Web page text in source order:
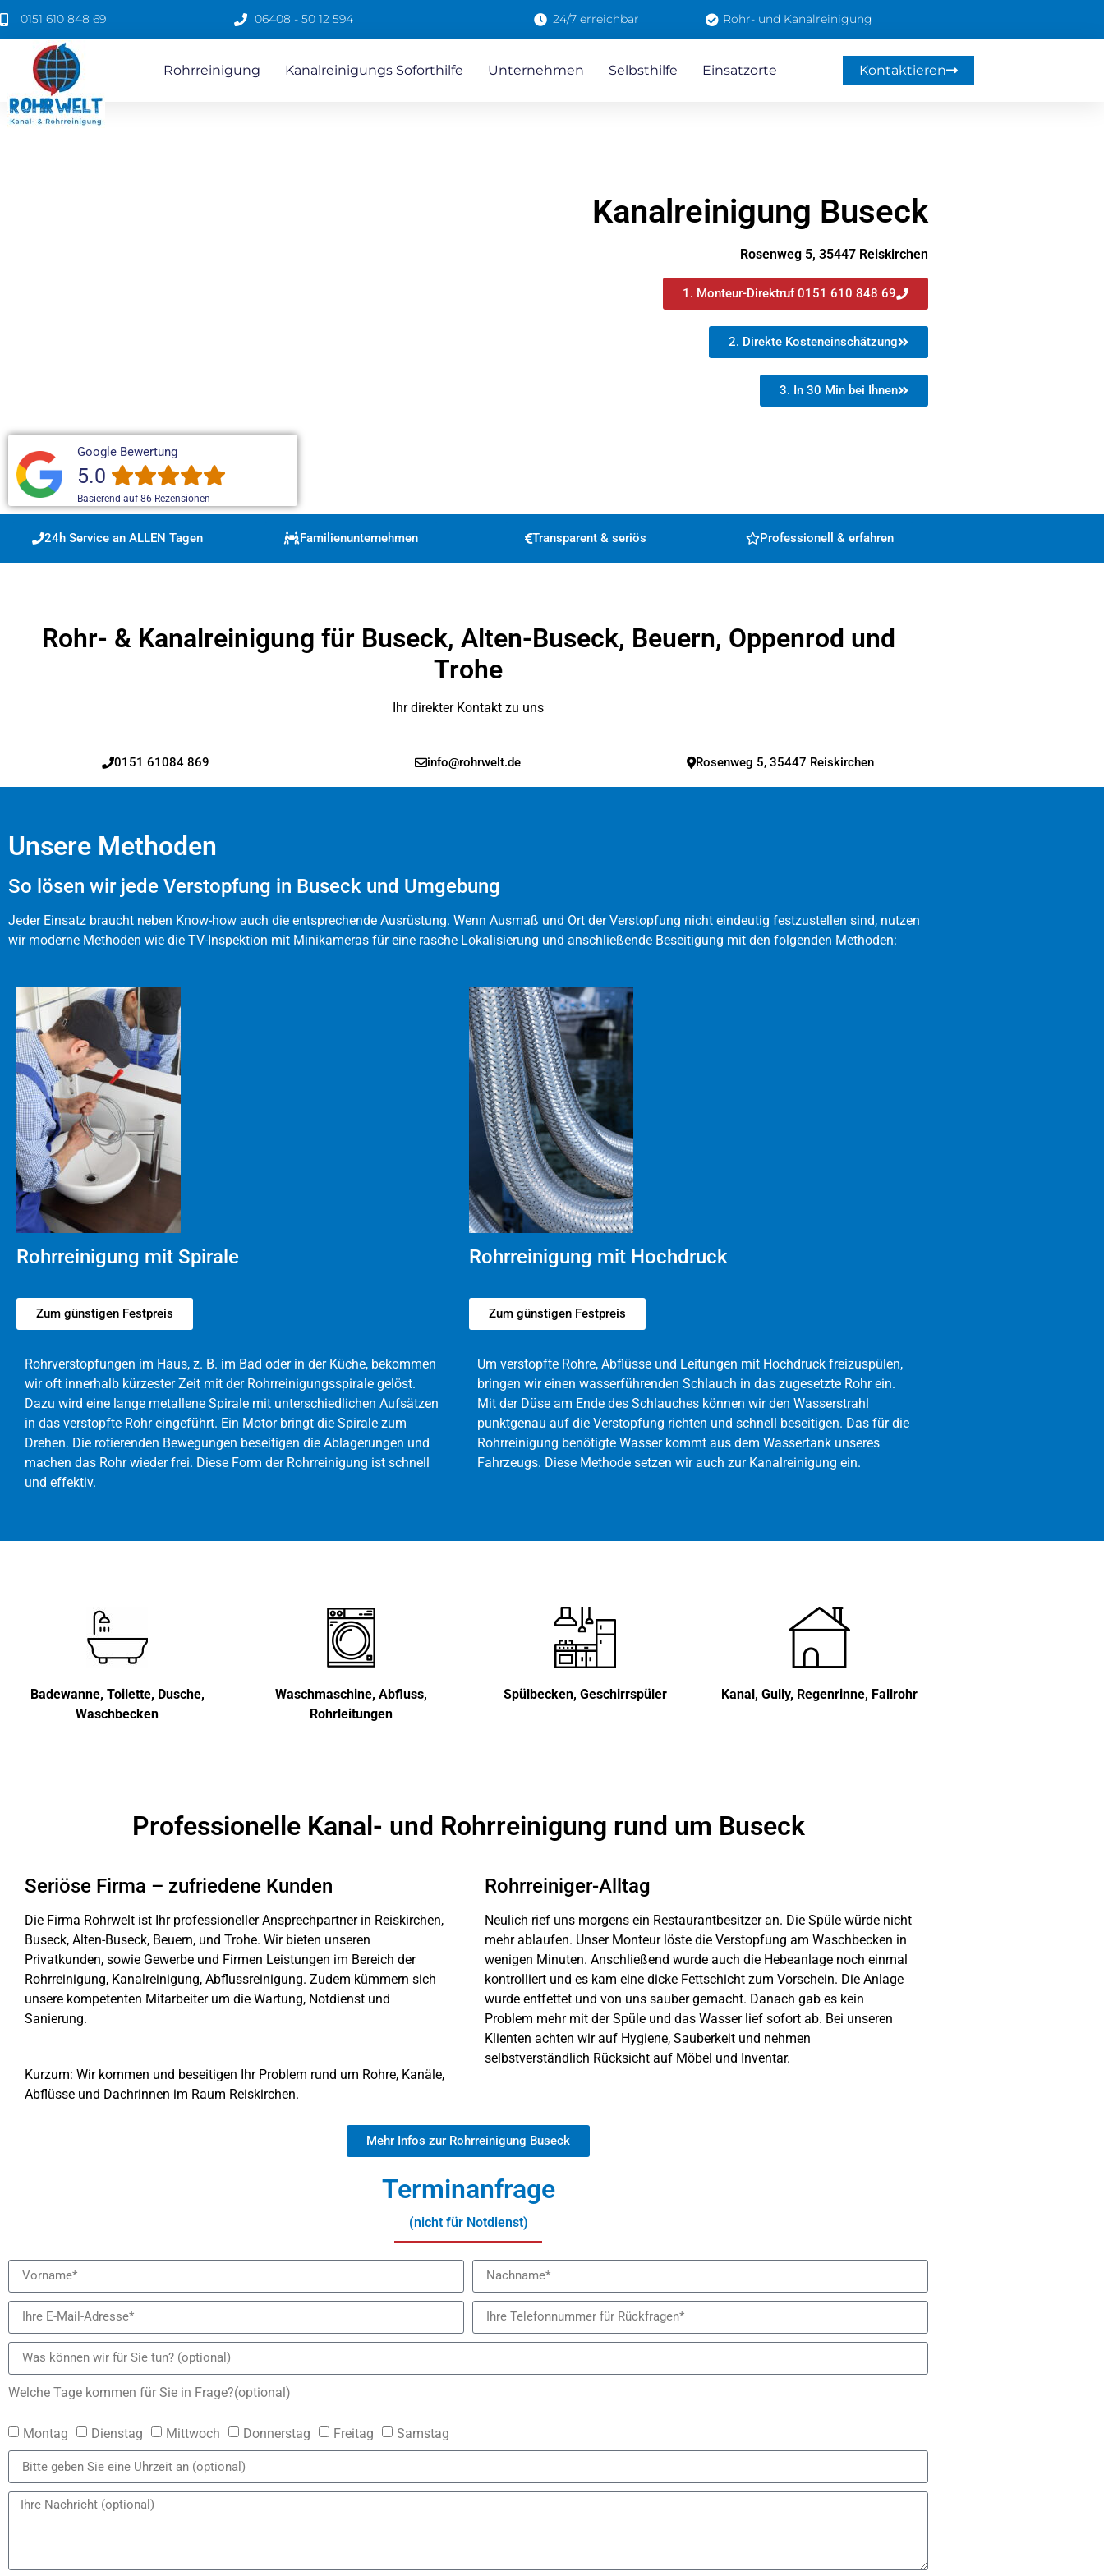
0151 610 848 69 06408 - 50 12 594 24/7 erreichbar Rohr- und Kanalreinigung
Rohrreinigung Kanalreinigungs Soforthilfe Unternehmen Selbsthilfe Einsatzorte Kontaktieren
Kanalreinigung Buseck
Rosenweg 5, 35447 Reiskirchen
1. Monteur-Direktruf 0151 610 848 69
2. Direkte Kosteneinschätzung
3. In 30 Min bei Ihnen
Google Bewertung
5.0
Basierend auf 86 Rezensionen
24h Service an ALLEN Tagen Familienunternehmen Transparent & seriös Professionell & erfahren
Rohr- & Kanalreinigung für Buseck, Alten-Buseck, Beuern, Oppenrod und
Trohe
Ihr direkter Kontakt zu uns
0151 61084 869 info@rohrwelt.de Rosenweg 5, 35447 Reiskirchen
Unsere Methoden
So lösen wir jede Verstopfung in Buseck und Umgebung
Jeder Einsatz braucht neben Know-how auch die entsprechende Ausrüstung. Wenn Ausmaß und Ort der Verstopfung nicht eindeutig festzustellen sind, nutzen
wir moderne Methoden wie die TV-Inspektion mit Minikameras für eine rasche Lokalisierung und anschließende Beseitigung mit den folgenden Methoden:
Rohrreinigung mit Spirale
Zum günstigen Festpreis
Rohrverstopfungen im Haus, z. B. im Bad oder in der Küche, bekommen
wir oft innerhalb kürzester Zeit mit der Rohrreinigungsspirale gelöst.
Dazu wird eine lange metallene Spirale mit unterschiedlichen Aufsätzen
in das verstopfte Rohr eingeführt. Ein Motor bringt die Spirale zum
Drehen. Die rotierenden Bewegungen beseitigen die Ablagerungen und
machen das Rohr wieder frei. Diese Form der Rohrreinigung ist schnell
und effektiv.
Rohrreinigung mit Hochdruck
Zum günstigen Festpreis
Um verstopfte Rohre, Abflüsse und Leitungen mit Hochdruck freizuspülen,
bringen wir einen wasserführenden Schlauch in das zugesetzte Rohr ein.
Mit der Düse am Ende des Schlauches können wir den Wasserstrahl
punktgenau auf die Verstopfung richten und schnell beseitigen. Das für die
Rohrreinigung benötigte Wasser kommt aus dem Wassertank unseres
Fahrzeugs. Diese Methode setzen wir auch zur Kanalreinigung ein.
Badewanne, Toilette, Dusche,
Waschbecken
Waschmaschine, Abfluss,
Rohrleitungen
Spülbecken, Geschirrspüler Kanal, Gully, Regenrinne, Fallrohr
Professionelle Kanal- und Rohrreinigung rund um Buseck
Seriöse Firma – zufriedene Kunden
Die Firma Rohrwelt ist Ihr professioneller Ansprechpartner in Reiskirchen,
Buseck, Alten-Buseck, Beuern, und Trohe. Wir bieten unseren
Privatkunden, sowie Gewerbe und Firmen Leistungen im Bereich der
Rohrreinigung, Kanalreinigung, Abflussreinigung. Zudem kümmern sich
unsere kompetenten Mitarbeiter um die Wartung, Notdienst und
Sanierung.
Kurzum: Wir kommen und beseitigen Ihr Problem rund um Rohre, Kanäle,
Abflüsse und Dachrinnen im Raum Reiskirchen.
Rohrreiniger-Alltag
Neulich rief uns morgens ein Restaurantbesitzer an. Die Spüle würde nicht
mehr ablaufen. Unser Monteur löste die Verstopfung am Waschbecken in
wenigen Minuten. Anschließend wurde auch die Hebeanlage noch einmal
kontrolliert und es kam eine dicke Fettschicht zum Vorschein. Die Anlage
wurde entfettet und von uns sauber gemacht. Danach gab es kein
Problem mehr mit der Spüle und das Wasser lief sofort ab. Bei unseren
Klienten achten wir auf Hygiene, Sauberkeit und nehmen
selbstverständlich Rücksicht auf Möbel und Inventar.
Mehr Infos zur Rohrreinigung Buseck
Terminanfrage
(nicht für Notdienst)
Welche Tage kommen für Sie in Frage?(optional)
Montag Dienstag Mittwoch Donnerstag Freitag Samstag